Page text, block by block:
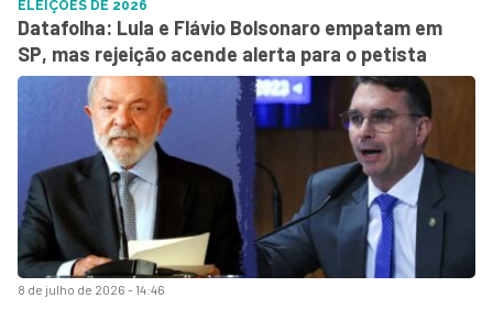
8 de julho de 2026 - 14:46
ELEIÇÕES DE 2026
Datafolha: Lula e Flávio Bolsonaro empatam em
SP, mas rejeição acende alerta para o petista